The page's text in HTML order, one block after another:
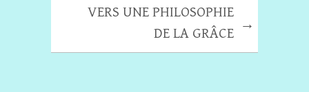
VERS UNE PHILOSOPHIE
DE LA GRÂCE
→